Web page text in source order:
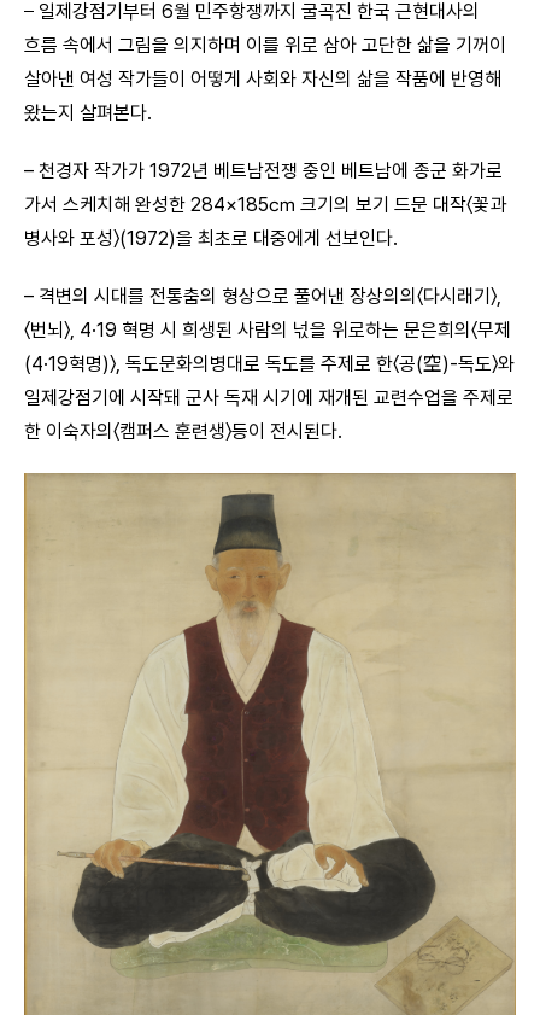
– 일제강점기부터 6월 민주항쟁까지 굴곡진 한국 근현대사의
흐름 속에서 그림을 의지하며 이를 위로 삼아 고단한 삶을 기꺼이
살아낸 여성 작가들이 어떻게 사회와 자신의 삶을 작품에 반영해
왔는지 살펴본다.
– 천경자 작가가 1972년 베트남전쟁 중인 베트남에 종군 화가로
가서 스케치해 완성한 284×185㎝ 크기의 보기 드문 대작〈꽃과
병사와 포성〉(1972)을 최초로 대중에게 선보인다.
– 격변의 시대를 전통춤의 형상으로 풀어낸 장상의의〈다시래기〉,
〈번뇌〉, 4·19 혁명 시 희생된 사람의 넋을 위로하는 문은희의〈무제
(4·19혁명)〉, 독도문화의병대로 독도를 주제로 한〈공(空)-독도〉와
일제강점기에 시작돼 군사 독재 시기에 재개된 교련수업을 주제로
한 이숙자의〈캠퍼스 훈련생〉등이 전시된다.